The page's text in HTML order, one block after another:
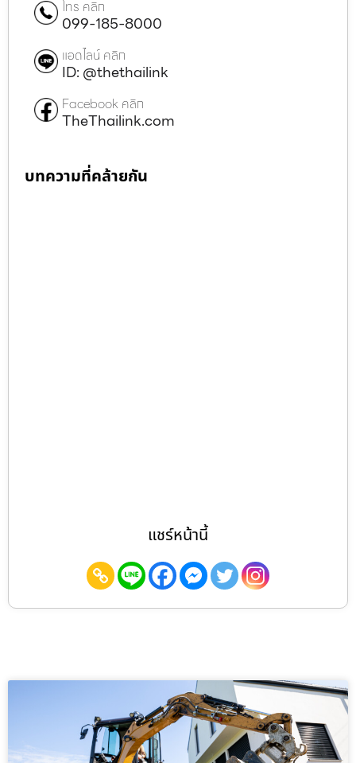
โทร คลิก
099-185-8000
แอดไลน์ คลิก
ID: @thethailink
Facebook คลิก
TheThailink.com
บทความที่คล้ายกัน
แชร์หน้านี้